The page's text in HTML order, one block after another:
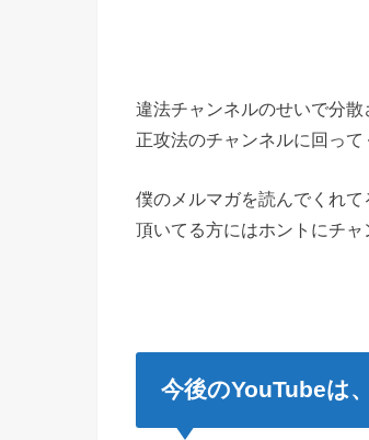
違法チャンネルのせいで分散
正攻法のチャンネルに回って
僕のメルマガを読んでくれ
頂いてる方にはホントにチャ
今後のYouTubeは